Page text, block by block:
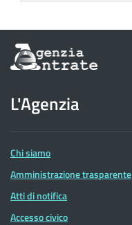
Informazioni
sul
dell'Agenzia
delle
Entrate
L'Agenzia
Chi siamo
Amministrazione trasparente
Atti di notifica
Accesso civico